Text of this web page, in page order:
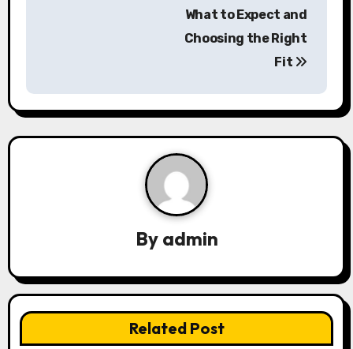
v
i
o
n
What to Expect and
Choosing the Right
Fit
By admin
Related Post